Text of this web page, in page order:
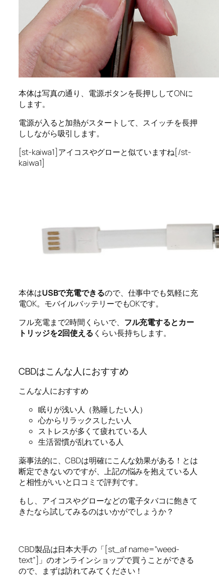
本体は写真の通り、電源ボタンを長押ししてONに
します。
電源が入ると加熱がスタートして、スイッチを長押
ししながら吸引します。
[st-kaiwa1]アイコスやグローと似ていますね[/st-
kaiwa1]
本体はUSBで充電できるので、仕事中でも気軽に充
電OK。モバイルバッテリーでもOKです。
フル充電まで2時間くらいで、 フル充電するとカー
トリッジを2回使える くらい長持ちします。
CBDはこんな人におすすめ
こんな人におすすめ
眠りが浅い人（熟睡したい人）
心からリラックスしたい人
ストレスが多くて疲れている人
生活習慣が乱れている人
薬事法的に、CBDは明確にこんな効果がある！とは
断定できないのですが、上記の悩みを抱えている人
と相性がいいと口コミで評判です。
もし、 アイコスやグローなどの電子タバコに飽きて
きたなら試してみるのはいかがでしょうか？
CBD製品は日本大手の「[st_af name=”weed-
text”]」のオンラインショップで買うことができる
ので、まずは訪れてみてください！